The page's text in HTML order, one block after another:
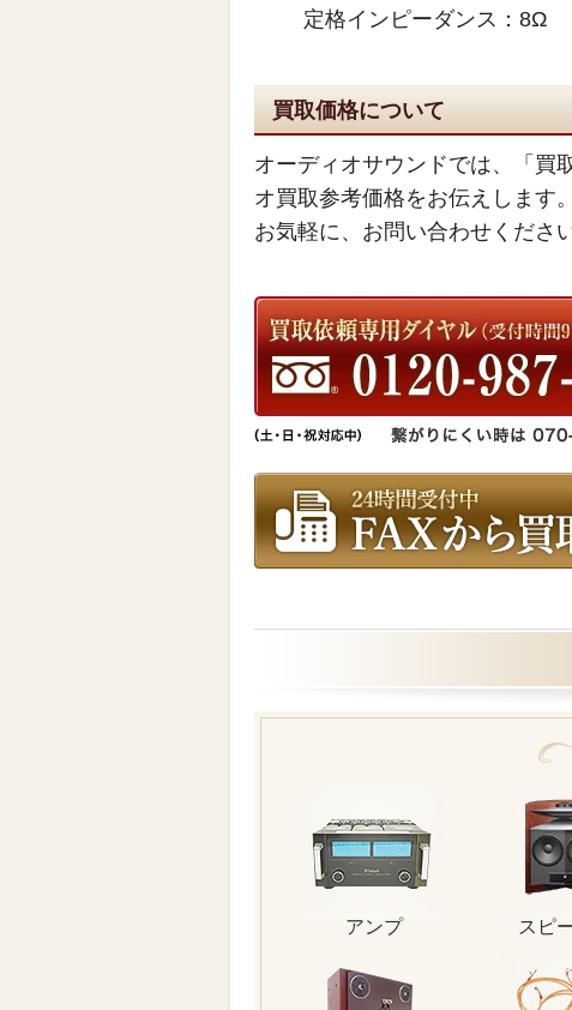
定格インピーダンス：8Ω
買取価格について
オーディオサウンドでは、「買
オ買取参考価格をお伝えします。
お気軽に、お問い合わせください
アンプ スピ